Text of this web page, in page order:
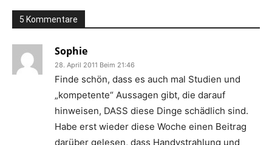
5 Kommentare
Sophie
28. April 2011 Beim 21:46
Finde schön, dass es auch mal Studien und
„kompetente“ Aussagen gibt, die darauf
hinweisen, DASS diese Dinge schädlich sind.
Habe erst wieder diese Woche einen Beitrag
darüber gelesen, dass Handystrahlung und